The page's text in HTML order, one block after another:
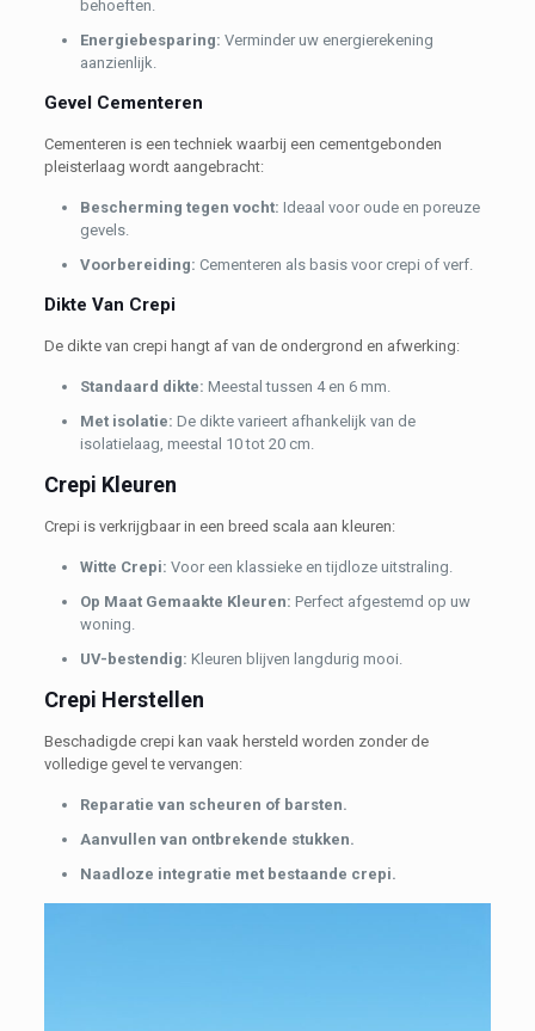
behoeften.
Energiebesparing: Verminder uw energierekening
aanzienlijk.
Gevel Cementeren
Cementeren is een techniek waarbij een cementgebonden
pleisterlaag wordt aangebracht:
Bescherming tegen vocht: Ideaal voor oude en poreuze
gevels.
Voorbereiding: Cementeren als basis voor crepi of verf.
Dikte Van Crepi
De dikte van crepi hangt af van de ondergrond en afwerking:
Standaard dikte: Meestal tussen 4 en 6 mm.
Met isolatie: De dikte varieert afhankelijk van de
isolatielaag, meestal 10 tot 20 cm.
Crepi Kleuren
Crepi is verkrijgbaar in een breed scala aan kleuren:
Witte Crepi: Voor een klassieke en tijdloze uitstraling.
Op Maat Gemaakte Kleuren: Perfect afgestemd op uw
woning.
UV-bestendig: Kleuren blijven langdurig mooi.
Crepi Herstellen
Beschadigde crepi kan vaak hersteld worden zonder de
volledige gevel te vervangen:
Reparatie van scheuren of barsten.
Aanvullen van ontbrekende stukken.
Naadloze integratie met bestaande crepi.